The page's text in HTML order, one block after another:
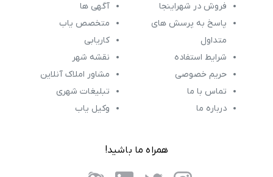
فروش در شهراینجا
پاسخ به پرسش های
متداول
شرایط استفاده
حریم خصوصی
تماس با ما
درباره ما
آگهی ها
متخصص یاب
کاریابی
نقشه شهر
مشاور املاک آنلاین
تبلیغات شهری
وکیل یاب
همراه ما باشید!